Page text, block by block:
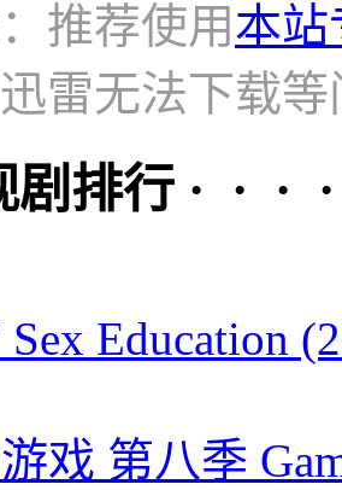
推荐使用本站
雷无法下载等
剧排行 · · ·
Education
戏 第八季